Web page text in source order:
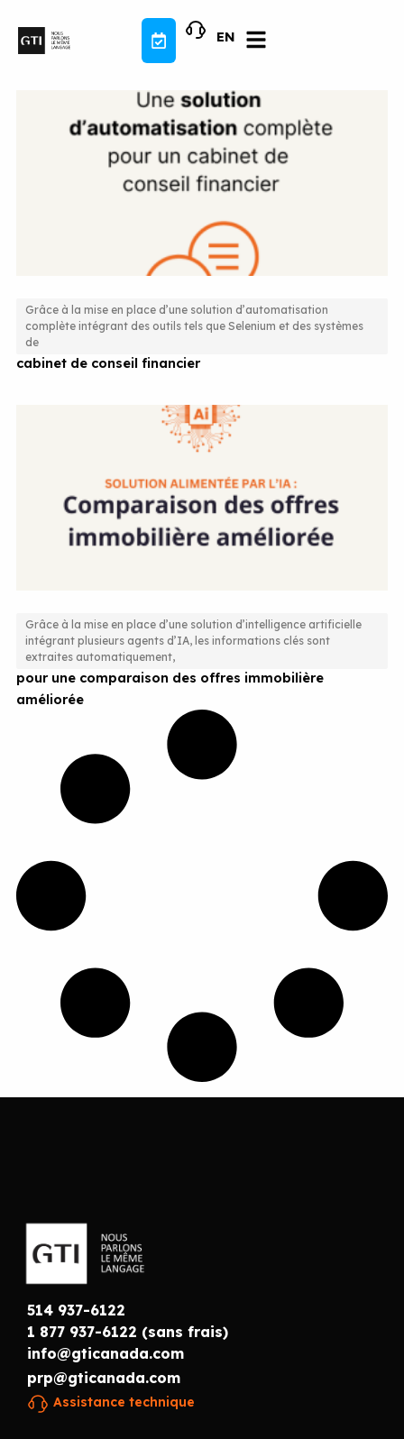
contenu
EN
Une solution d’automatisation complète pour un
cabinet de conseil financier
Grâce à la mise en place d’une solution d’automatisation
complète intégrant des outils tels que Selenium et des systèmes
de
Une solution alimentée par l’intelligence artificielle
pour une comparaison des offres immobilière
améliorée
Grâce à la mise en place d’une solution d’intelligence artificielle
intégrant plusieurs agents d’IA, les informations clés sont
extraites automatiquement,
514 937-6122
1 877 937-6122 (sans frais)
info@gticanada.com
prp@gticanada.com
Assistance technique